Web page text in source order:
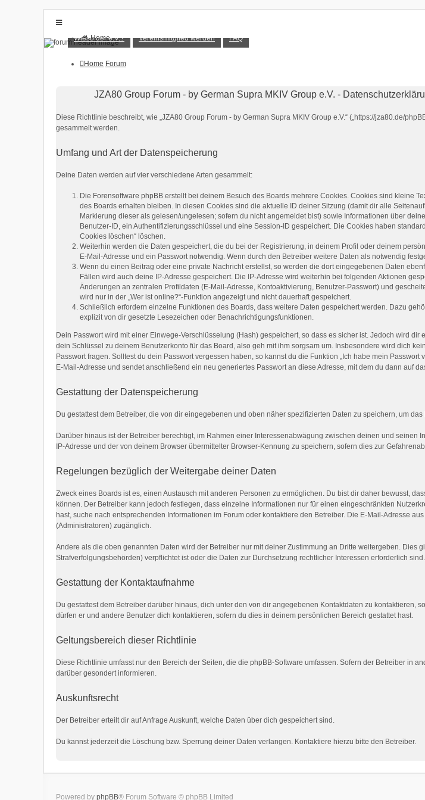
Home
Forum
Vereinsmitglied werden
Anmelden
Wieso der e.V.? Vereinsmitglied werden FAQ
Home Forum
JZA80 Group Forum - by German Supra MKIV Group e.V. -
Diese Richtlinie beschreibt, wie „JZA80 Group Forum - by German Supra MKIV Group e.V.“ („https://jza80.de/
gesammelt werden.
Umfang und Art der Datenspeicherung
Deine Daten werden auf vier verschiedene Arten gesammelt:
Die Forensoftware phpBB erstellt bei deinem Besuch des Boards mehrere Cookies. Cookies sind kleine
des Boards erhalten bleiben. In diesen Cookies sind die aktuelle ID deiner Sitzung (damit dir alle
Markierung dieser als gelesen/ungelesen; sofern du nicht angemeldet bist) sowie Informationen über
Benutzer-ID, ein Authentifizierungsschlüssel und eine Session-ID gespeichert. Die Cookies haben
Cookies löschen“ löschen.
Weiterhin werden die Daten gespeichert, die du bei der Registrierung, in deinem Profil oder deinem
E-Mail-Adresse und ein Passwort notwendig. Wenn durch den Betreiber weitere Daten als notwendig
Wenn du einen Beitrag oder eine private Nachricht erstellst, so werden die dort eingegebenen Daten
Fällen wird auch deine IP-Adresse gespeichert. Die IP-Adresse wird weiterhin bei folgenden Aktionen
Änderungen an zentralen Profildaten (E-Mail-Adresse, Kontoaktivierung, Benutzer-Passwort) und
wird nur in der „Wer ist online?“-Funktion angezeigt und nicht dauerhaft gespeichert.
Schließlich erfordern einzelne Funktionen des Boards, dass weitere Daten gespeichert werden. Dazu
explizit von dir gesetzte Lesezeichen oder Benachrichtigungsfunktionen.
Dein Passwort wird mit einer Einwege-Verschlüsselung (Hash) gespeichert, so dass es sicher ist. Jedoch wird
dein Schlüssel zu deinem Benutzerkonto für das Board, also geh mit ihm sorgsam um. Insbesondere wird dich
Passwort fragen. Solltest du dein Passwort vergessen haben, so kannst du die Funktion „Ich habe mein
E-Mail-Adresse und sendet anschließend ein neu generiertes Passwort an diese Adresse, mit dem du dann auf
Gestattung der Datenspeicherung
Du gestattest dem Betreiber, die von dir eingegebenen und oben näher spezifizierten Daten zu speichern, um
Darüber hinaus ist der Betreiber berechtigt, im Rahmen einer Interessenabwägung zwischen deinen und
IP-Adresse und der von deinem Browser übermittelter Browser-Kennung zu speichern, sofern dies zur
Regelungen bezüglich der Weitergabe deiner Daten
Zweck eines Boards ist es, einen Austausch mit anderen Personen zu ermöglichen. Du bist dir daher bewusst,
können. Der Betreiber kann jedoch festlegen, dass einzelne Informationen nur für einen eingeschränkten
hast, suche nach entsprechenden Informationen im Forum oder kontaktiere den Betreiber. Die E-Mail-Adresse
(Administratoren) zugänglich.
Andere als die oben genannten Daten wird der Betreiber nur mit deiner Zustimmung an Dritte weitergeben. Dies
Strafverfolgungsbehörden) verpflichtet ist oder die Daten zur Durchsetzung rechtlicher Interessen erforderlich sind.
Gestattung der Kontaktaufnahme
Du gestattest dem Betreiber darüber hinaus, dich unter den von dir angegebenen Kontaktdaten zu
dürfen er und andere Benutzer dich kontaktieren, sofern du dies in deinem persönlichen Bereich gestattet hast.
Geltungsbereich dieser Richtlinie
Diese Richtlinie umfasst nur den Bereich der Seiten, die die phpBB-Software umfassen. Sofern der Betreiber in
darüber gesondert informieren.
Auskunftsrecht
Der Betreiber erteilt dir auf Anfrage Auskunft, welche Daten über dich gespeichert sind.
Du kannst jederzeit die Löschung bzw. Sperrung deiner Daten verlangen. Kontaktiere hierzu bitte den Betreiber.
Powered by phpBB® Forum Software © phpBB Limited